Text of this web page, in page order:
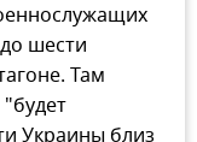
шести
Там